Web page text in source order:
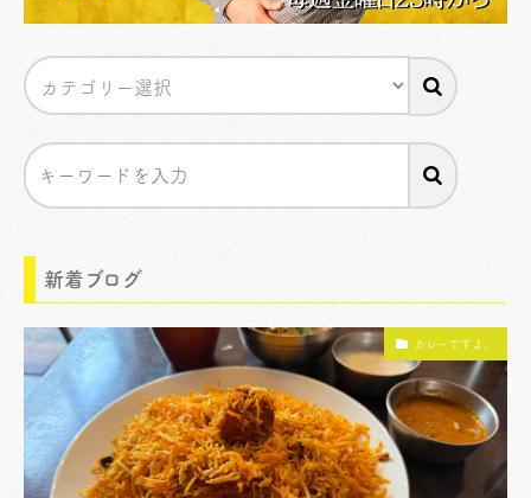
新着ブログ
カレーですよ。